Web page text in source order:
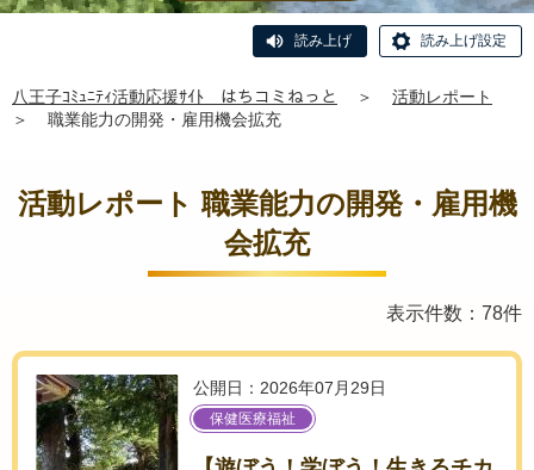
読み上げ 読み上げ設定
八王子ｺﾐｭﾆﾃｨ活動応援ｻｲﾄ はちコミねっと ＞
活動レポート
＞
職業能力の開発・雇用機会拡充
活動レポート 職業能力の開発・雇用機
会拡充
表示件数：78件
公開日：2026年07月29日
保健医療福祉